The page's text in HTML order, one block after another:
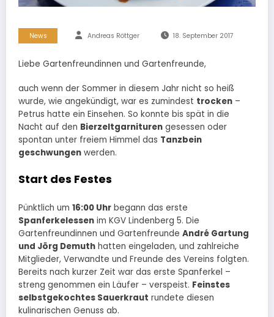
News Andreas Röttger 18. September 2017
Liebe Gartenfreundinnen und Gartenfreunde,
auch wenn der Sommer in diesem Jahr nicht so heiß
wurde, wie angekündigt, war es zumindest trocken –
Petrus hatte ein Einsehen. So konnte bis spät in die
Nacht auf den Bierzeltgarnituren gesessen oder
spontan unter freiem Himmel das Tanzbein
geschwungen werden.
Start des Festes
Pünktlich um 16:00 Uhr begann das erste
Spanferkelessen im KGV Lindenberg 5. Die
Gartenfreundinnen und Gartenfreunde André Gartung
und Jörg Demuth hatten eingeladen, und zahlreiche
Mitglieder, Verwandte und Freunde des Vereins folgten.
Bereits nach kurzer Zeit war das erste Spanferkel –
streng genommen ein Läufer – verspeist. Feinstes
selbstgekochtes Sauerkraut rundete diesen
kulinarischen Genuss ab.